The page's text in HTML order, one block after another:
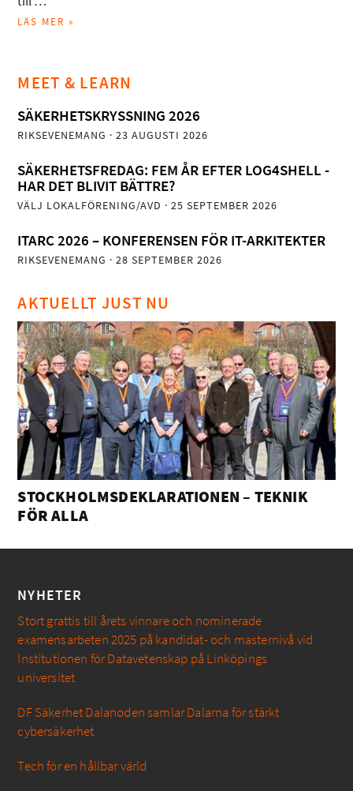
LÄS MER »
MEET & LEARN
SÄKERHETSKRYSSNING 2026
RIKSEVENEMANG · 23 AUGUSTI 2026
SÄKERHETSFREDAG: FEM ÅR EFTER LOG4SHELL -
HAR DET BLIVIT BÄTTRE?
VÄLJ LOKALFÖRENING/AVD · 25 SEPTEMBER 2026
ITARC 2026 – KONFERENSEN FÖR IT-ARKITEKTER
RIKSEVENEMANG · 28 SEPTEMBER 2026
AKTUELLT JUST NU
STOCKHOLMSDEKLARATIONEN – TEKNIK
FÖR ALLA
NYHETER
Stort grattis till årets vinnare och nominerade
examensarbeten 2025 på kandidat- och masternivå vid
Institutionen för Datavetenskap på Linköpings
universitet
DF Säkerhet Dalanoden samlar Dalarna för stärkt
cybersäkerhet
Tech för en hållbar värld